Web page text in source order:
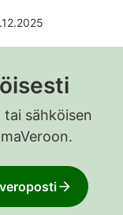
sähköisen